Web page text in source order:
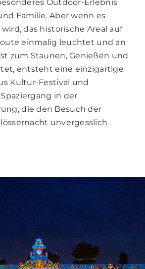
Outdoor-Erlebnis
Familie. Aber wenn es
das historische Areal auf
einmalig leuchtet und an
zum Staunen, Genießen und
entsteht eine einzigartige
Kultur-Festival und
in der
die den Besuch der
unvergesslich